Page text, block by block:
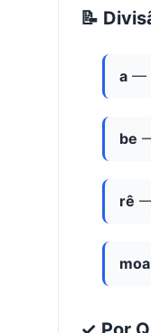
📝
a —
be
rê
moa